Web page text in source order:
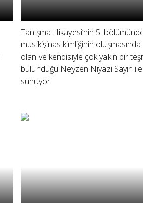
Tanışma Hikayesi’nin 5.
musikişinas kimliğinin
olan ve kendisiyle çok yakın bir
bulunduğu Neyzen Niyazi Sayın
sunuyor.